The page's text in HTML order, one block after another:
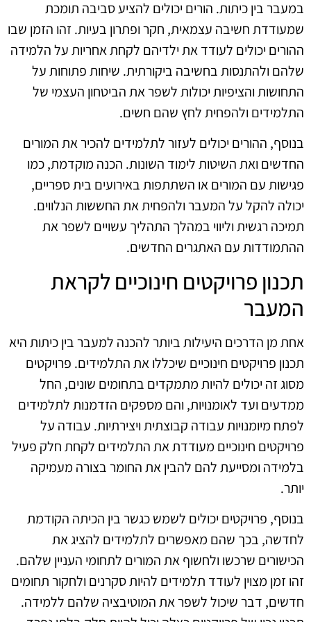
במעבר בין כיתות. הורים יכולים להציע סביבה תומכת
שמעודדת חשיבה עצמאית, חקר ופתרון בעיות. זהו הזמן שבו
ההורים יכולים לעודד את ילדיהם לקחת אחריות על הלמידה
שלהם ולהתנסות בחשיבה ביקורתית. שיחות פתוחות על
התחושות והציפיות יכולות לשפר את הביטחון העצמי של
התלמידים ולהפחית לחץ שהם חשים.
בנוסף, ההורים יכולים לעזור לתלמידים להכיר את המורים
החדשים ואת השיטות לימוד השונות. הכנה מוקדמת, כמו
פגישות עם המורים או השתתפות באירועים בית ספריים,
יכולה להקל על המעבר ולהפחית את החששות הנלווים.
תמיכה רגשית וליווי במהלך התהליך עשויים לשפר את
ההתמודדות עם האתגרים החדשים.
תכנון פרויקטים חינוכיים לקראת
המעבר
אחת מן הדרכים היעילות ביותר להכנה למעבר בין כיתות היא
תכנון פרויקטים חינוכיים שיכללו את התלמידים. פרויקטים
מסוג זה יכולים להיות מתמקדים בתחומים שונים, החל
ממדעים ועד לאומנויות, והם מספקים הזדמנות לתלמידים
לפתח מיומנויות עבודה קבוצתית ויצירתיות. עבודה על
פרויקטים חינוכיים מעודדת את התלמידים לקחת חלק פעיל
בלמידה ומסייעת להם להבין את החומר בצורה מעמיקה
יותר.
בנוסף, פרויקטים יכולים לשמש כגשר בין הכיתה הקודמת
לחדשה, בכך שהם מאפשרים לתלמידים להציג את
הכישורים שרכשו ולחשוף את המורים לתחומי העניין שלהם.
זהו זמן מצוין לעודד תלמידים להיות סקרנים ולחקור תחומים
חדשים, דבר שיכול לשפר את המוטיבציה שלהם ללמידה.